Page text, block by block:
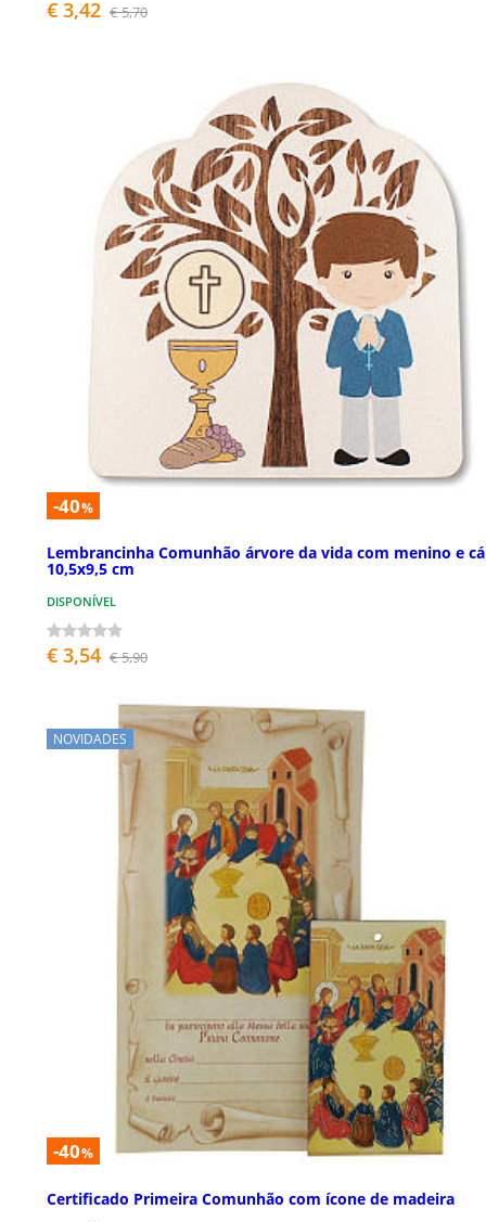
€ 3,42 € 5,70
-40%
Lembrancinha Comunhão árvore da vida com menino e
10,5x9,5 cm
DISPONÍVEL
€ 3,54 € 5,90
NOVIDADES
-40%
Certificado Primeira Comunhão com ícone de madeira